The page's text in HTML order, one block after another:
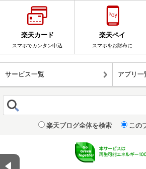
楽天カード
スマホでカンタン申込
楽天ペイ
スマホをお財布に
サービス一覧 アプリ一
楽天ブログ全体を検索 この